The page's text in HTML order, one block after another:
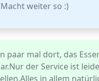
weiter so :)
paar mal dort, das
der Service ist
in allem